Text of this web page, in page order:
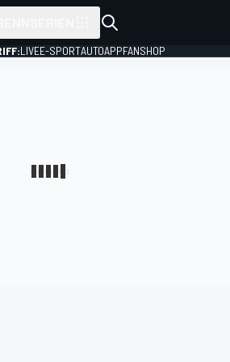
LIVEE-SPORTAUTOAPPFANSHOP